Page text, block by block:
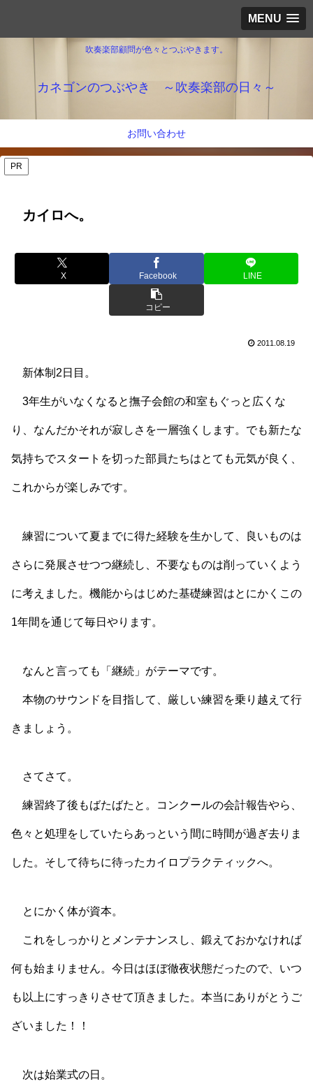
MENU
吹奏楽部顧問が色々とつぶやきます。
カネゴンのつぶやき ～吹奏楽部の日々～
お問い合わせ
PR
カイロへ。
X Facebook LINE
コピー
2011.08.19
新体制2日目。
3年生がいなくなると撫子会館の和室もぐっと広くな
り、なんだかそれが寂しさを一層強くします。でも新たな
気持ちでスタートを切った部員たちはとても元気が良く、
これからが楽しみです。
練習について夏までに得た経験を生かして、良いものは
さらに発展させつつ継続し、不要なものは削っていくよう
に考えました。機能からはじめた基礎練習はとにかくこの
1年間を通じて毎日やります。
なんと言っても「継続」がテーマです。
本物のサウンドを目指して、厳しい練習を乗り越えて行
きましょう。
さてさて。
練習終了後もばたばたと。コンクールの会計報告やら、
色々と処理をしていたらあっという間に時間が過ぎ去りま
した。そして待ちに待ったカイロプラクティックへ。
とにかく体が資本。
これをしっかりとメンテナンスし、鍛えておかなければ
何も始まりません。今日はほぼ徹夜状態だったので、いつ
も以上にすっきりさせて頂きました。本当にありがとうご
ざいました！！
次は始業式の日。